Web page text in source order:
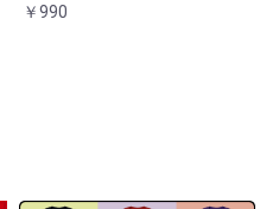
￥990